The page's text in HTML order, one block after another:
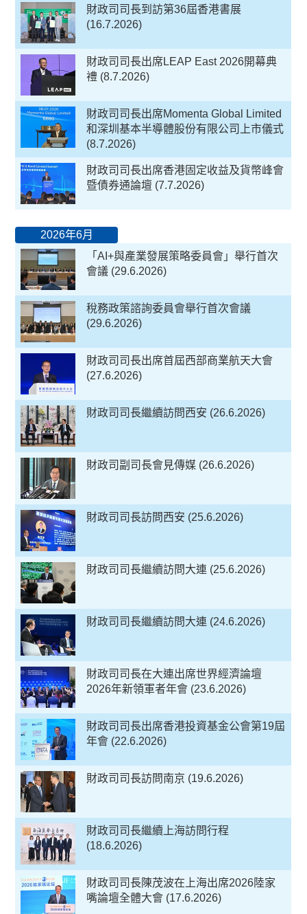
財政司司長到訪第36屆香港書展
(16.7.2026)
財政司司長出席LEAP East 2026開幕典
禮 (8.7.2026)
財政司司長出席Momenta Global Limited
和深圳基本半導體股份有限公司上市儀式
(8.7.2026)
財政司司長出席香港固定收益及貨幣峰會
暨債券通論壇 (7.7.2026)
2026年6月
「AI+與產業發展策略委員會」舉行首次
會議 (29.6.2026)
稅務政策諮詢委員會舉行首次會議
(29.6.2026)
財政司司長出席首屆西部商業航天大會
(27.6.2026)
財政司司長繼續訪問西安 (26.6.2026)
財政司副司長會見傳媒 (26.6.2026)
財政司司長訪問西安 (25.6.2026)
財政司司長繼續訪問大連 (25.6.2026)
財政司司長繼續訪問大連 (24.6.2026)
財政司司長在大連出席世界經濟論壇
2026年新領軍者年會 (23.6.2026)
財政司司長出席香港投資基金公會第19屆
年會 (22.6.2026)
財政司司長訪問南京 (19.6.2026)
財政司司長繼續上海訪問行程
(18.6.2026)
財政司司長陳茂波在上海出席2026陸家
嘴論壇全體大會 (17.6.2026)